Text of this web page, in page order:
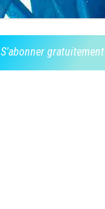
S'abonner gratuitement